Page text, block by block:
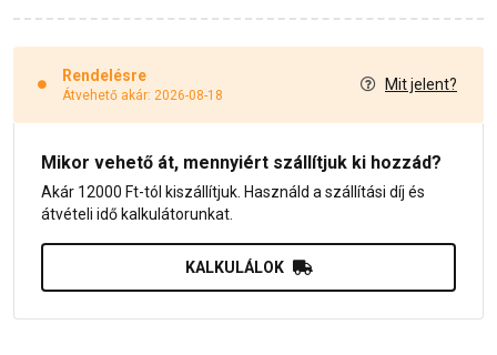
Rendelésre
Átvehető akár: 2026-08-18
Mit jelent?
Mikor vehető át, mennyiért szállítjuk ki hozzád?
Akár 12000 Ft-tól kiszállítjuk. Használd a szállítási díj és
átvételi idő kalkulátorunkat.
KALKULÁLOK